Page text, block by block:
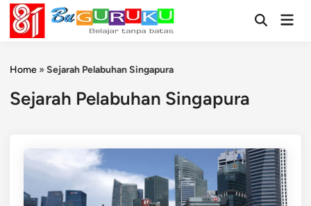
Skip
content
OpenMain
Home » Sejarah Pelabuhan Singapura
Sejarah Pelabuhan Singapura